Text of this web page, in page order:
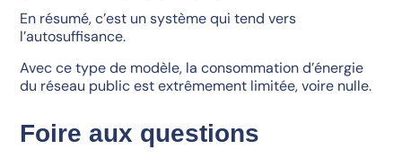
En résumé, c’est un système qui tend vers
l’autosuffisance.
Avec ce type de modèle, la consommation d’énergie
du réseau public est extrêmement limitée, voire nulle.
Foire aux questions